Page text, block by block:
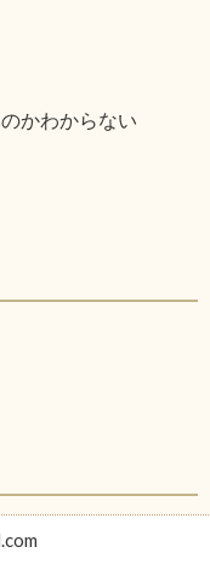
かわからない